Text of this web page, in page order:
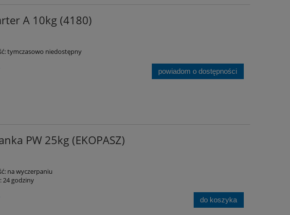
A 10kg (4180)
tymczasowo niedostępny
powiadom o dostępności
PW 25kg (EKOPASZ)
na wyczerpaniu
24 godziny
do koszyka